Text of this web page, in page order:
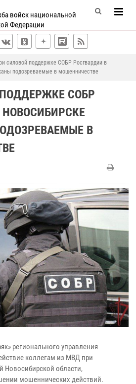
войск национальной
Федерации
силовой поддержке СОБР Росгвардии в
подозреваемые в мошенничестве
СОБР
В
регионального управления
коллегам из МВД при
Новосибирской области,
мошеннических действий.